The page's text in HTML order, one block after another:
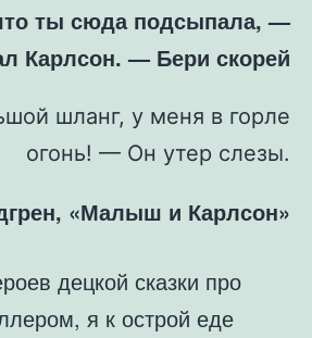
ты сюда подсыпала, —
Карлсон. — Бери скорей
шланг, у меня в горле
огонь! — Он утер слезы.
«Малыш и Карлсон»
децкой сказки про
я к острой еде